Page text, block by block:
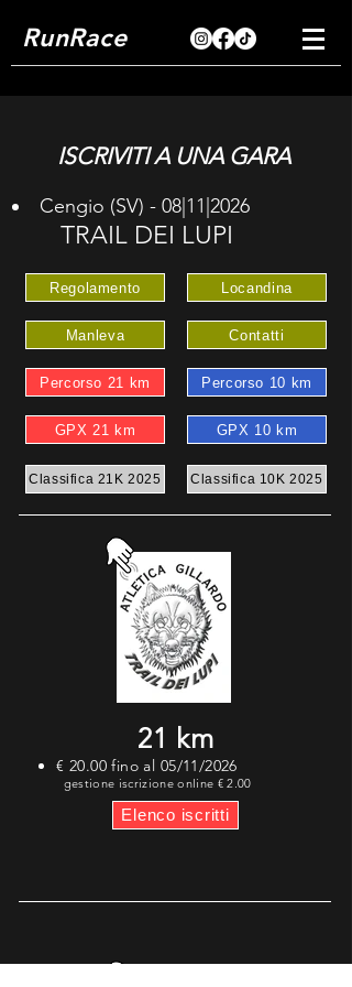
RunRace
ISCRIVITI A UNA GARA
Cengio (SV) - 08|11|2026
TRAIL DEI LUPI
Regolamento Locandina
Manleva Contatti
Percorso 21 km Percorso 10 km
GPX 21 km GPX 10 km
Classifica 21K 2025 Classifica 10K 2025
21 km
€ 20.00 fino al 05/11/2026
gestione iscrizione online € 2.00
Elenco iscritti